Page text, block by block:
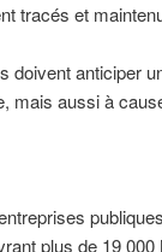
tracés et
doivent anticiper
mais aussi à
publiques
plus de 19 000